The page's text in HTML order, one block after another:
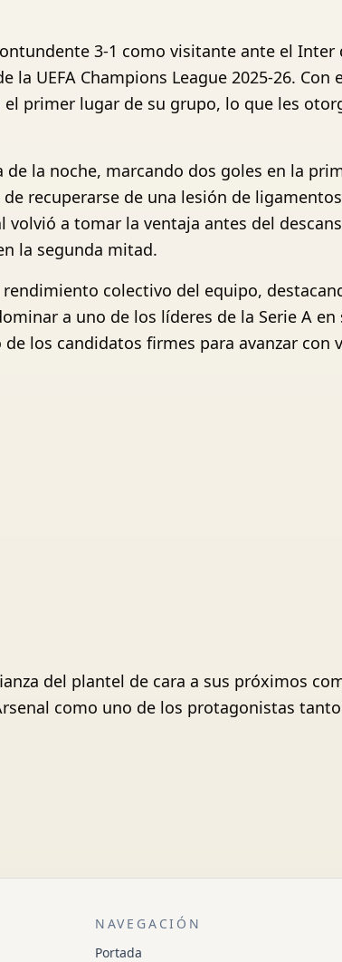
3-1 como visitante ante el
la UEFA Champions League 2025-26.
primer lugar de su grupo, lo que les
de la noche, marcando dos goles en la
recuperarse de una lesión de
a tomar la ventaja antes del
la segunda mitad.
colectivo del equipo,
a uno de los líderes de la Serie A
los candidatos firmes para avanzar con
del plantel de cara a sus próximos
como uno de los protagonistas
NAVEGACIÓN
Portada